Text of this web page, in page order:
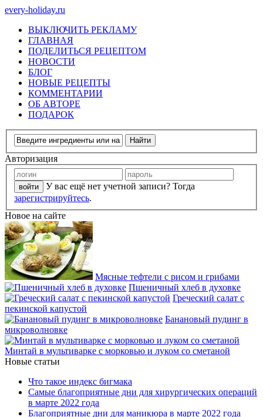
every-holiday.ru
ВЫКЛЮЧИТЬ РЕКЛАМУ
ГЛАВНАЯ
ПОДЕЛИТЬСЯ РЕЦЕПТОМ
НОВОСТИ
БЛОГ
НОВЫЕ РЕЦЕПТЫ
КОММЕНТАРИИ
ОБ АВТОРЕ
ПОДАРОК
Авторизация
У вас ещё нет учетной записи? Тогда
зарегистрируйтесь.
Новое на сайте
Мясные тефтели с рисом и грибами
Пшеничный хлеб в духовке
Греческий салат с
пекинской капустой
Банановый пудинг в
микроволновке
Минтай в мультиварке с морковью и луком со сметаной
Новые статьи
Что такое индекс бигмака
Самые благоприятные дни для хирургических операций
в марте 2022 года
Благоприятные дни для маникюра в марте 2022 года